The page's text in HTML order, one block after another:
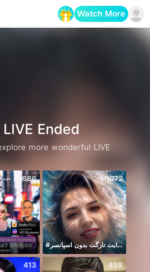
Watch More
LIVE Ended
more wonderful LIVE
2686 1072
#حمایت تارگت بدون اسپانسر
413 498